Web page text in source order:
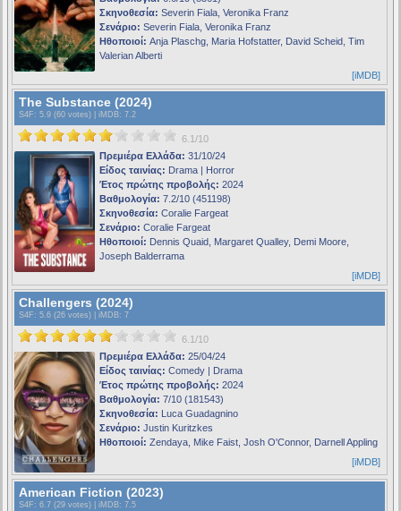
Σκηνοθεσία: Severin Fiala, Veronika Franz
Σενάριο: Severin Fiala, Veronika Franz
Ηθοποιοί: Anja Plaschg, Maria Hofstatter, David Scheid, Tim
Valerian Alberti
[iMDB]
The Substance (2024)
S4F : 5.9 (60 votes) | iMDB: 7.2
6.1/10
Πρεμιέρα Ελλάδα: 31/10/24
Είδος ταινίας: Drama | Horror
Έτος πρώτης προβολής: 2024
Βαθμολογία: 7.2/10 (451198)
Σκηνοθεσία: Coralie Fargeat
Σενάριο: Coralie Fargeat
Ηθοποιοί: Dennis Quaid, Margaret Qualley, Demi Moore,
Joseph Balderrama
[iMDB]
Challengers (2024)
S4F : 5.6 (26 votes) | iMDB: 7
6.1/10
Πρεμιέρα Ελλάδα: 25/04/24
Είδος ταινίας: Comedy | Drama
Έτος πρώτης προβολής: 2024
Βαθμολογία: 7/10 (181543)
Σκηνοθεσία: Luca Guadagnino
Σενάριο: Justin Kuritzkes
Ηθοποιοί: Zendaya, Mike Faist, Josh O'Connor, Darnell Appling
[iMDB]
American Fiction (2023)
S4F : 6.7 (29 votes) | iMDB: 7.5